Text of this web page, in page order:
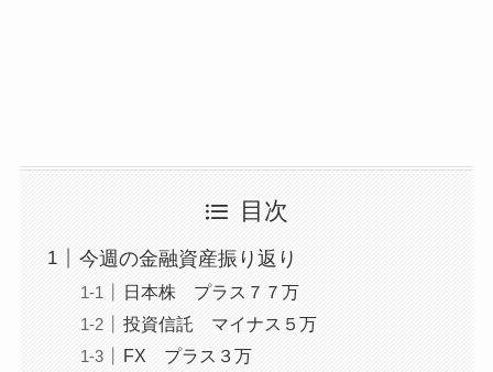
目次
今週の金融資産振り返り
日本株 プラス７７万
投資信託 マイナス５万
FX プラス３万